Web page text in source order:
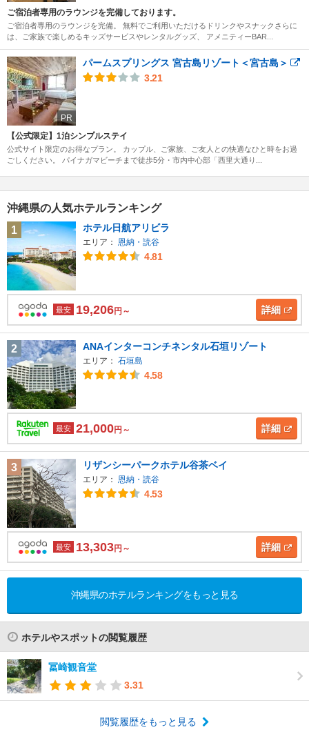
ご宿泊者専用のラウンジを完備しております。
ご宿泊者専用のラウンジを完備。 無料でご利用いただけるドリンクやスナックさらに
は、ご家族で楽しめるキッズサービスやレンタルグッズ、 アメニティーBAR...
PR
パームスプリングス 宮古島リゾート＜宮古島＞
3.21
【公式限定】1泊シンプルステイ
公式サイト限定のお得なプラン。 カップル、ご家族、ご友人との快適なひと時をお過
ごしください。 パイナガマビーチまで徒歩5分・市内中心部「西里大通り...
沖縄県の人気ホテルランキング
1
ホテル日航アリビラ
エリア： 恩納・読谷
4.81
最安 19,206円～ 詳細
2 ANAインターコンチネンタル石垣リゾート
エリア： 石垣島
4.58
最安 21,000円～ 詳細
3 リザンシーパークホテル谷茶ベイ
エリア： 恩納・読谷
4.53
最安 13,303円～ 詳細
沖縄県のホテルランキングをもっと見る
ホテルやスポットの閲覧履歴
冨崎観音堂
3.31
閲覧履歴をもっと見る